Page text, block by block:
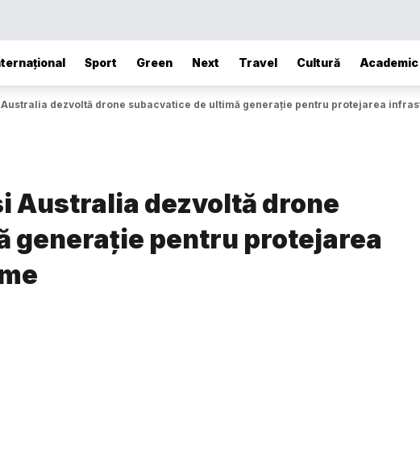
Sport Green Next Travel Cultură Academic
Australia dezvoltă drone subacvatice de ultimă generație pentru protejarea
Australia dezvoltă drone
generație pentru protejarea